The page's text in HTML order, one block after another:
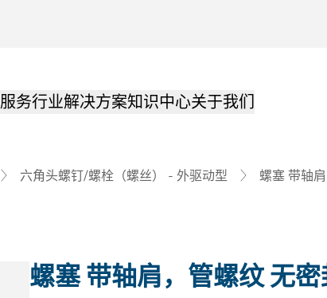
服务行业解决方案知识中心关于我们
六角头螺钉/螺栓（螺丝） - 外驱动型 螺塞 带轴
螺塞 带轴肩，管螺纹 无密